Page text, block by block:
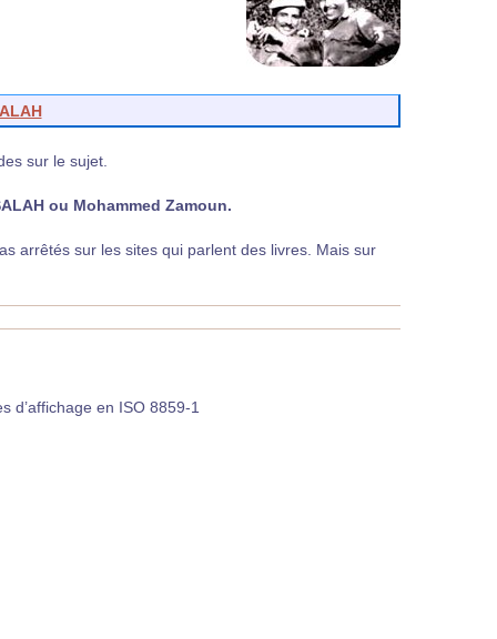
sur le sujet.
ou Mohammed Zamoun.
arrêtés sur les sites qui parlent des livres. Mais sur
d’affichage en ISO 8859-1